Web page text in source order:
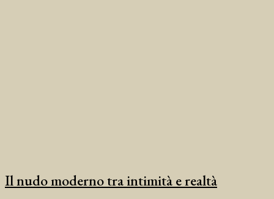
Il nudo moderno tra intimità e realtà